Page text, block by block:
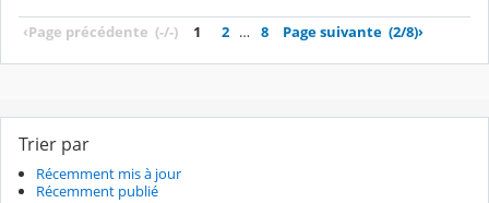
‹Page précédente (-/-) 1 2 … 8 Page suivante (2/8)›
Trier par
Récemment mis à jour
Récemment publié